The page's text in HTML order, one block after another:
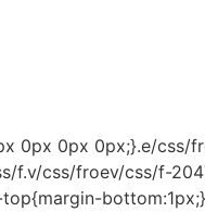
0px 0px 0px;}.e/
f.v/css/froev/css/f-